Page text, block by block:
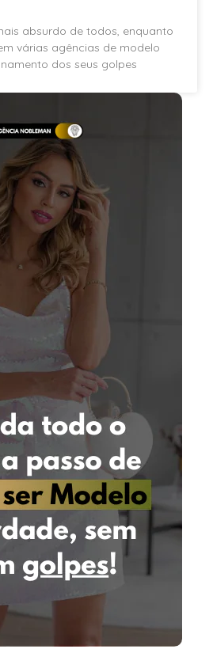
absurdo de todos, enquanto
várias agências de modelo
dos seus golpes